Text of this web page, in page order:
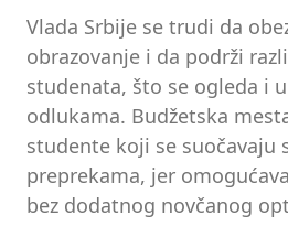
Vlada Srbije se trudi da
obrazovanje i da podrži
studenata, što se ogleda i
odlukama. Budžetska
studente koji se suočavaju
preprekama, jer
bez dodatnog novčanog